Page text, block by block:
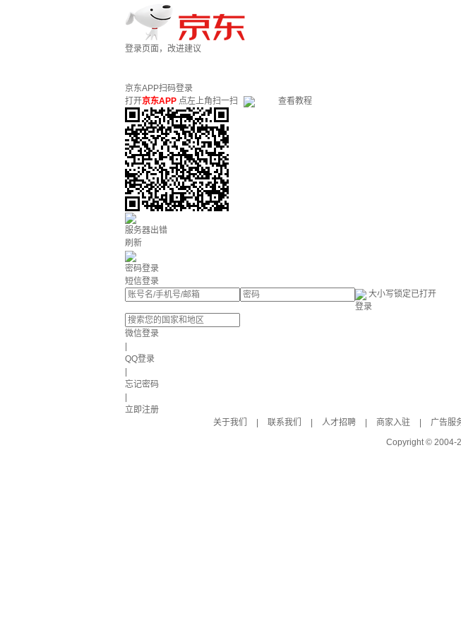
登录页面，改进建议
京东APP扫码登录
打开京东APP 点左上角扫一扫 查看教程
服务器出错
刷新
密码登录
短信登录
大小写锁定已打开
登录
微信登录
QQ登录
忘记密码
立即注册
关于我们
联系我们 人才招聘 商家入驻 广告服
Copyright © 2004-